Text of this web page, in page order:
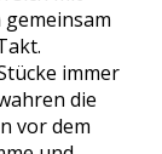
immer
die
vor dem